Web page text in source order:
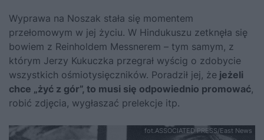
Wyprawa na Noszak stała się momentem
przełomowym w jej życiu. W Hindukuszu zetknęła się
bowiem z Reinholdem Messnerem – tym samym, z
którym Jerzy Kukuczka przegrał wyścig o zdobycie
wszystkich ośmiotysięczników. Poradził jej, że jeżeli
chce „żyć z gór”, to musi się odpowiednio promować,
robić zdjęcia, wygłaszać prelekcje itp.
fot.ASSOCIATED PRESS/East News